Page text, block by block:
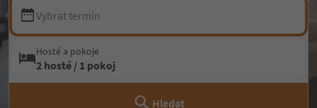
Vybrat termín
Hosté a pokoje
2 hosté / 1 pokoj
Hledat